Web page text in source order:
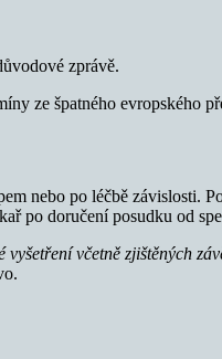
zprávě.
ze špatného evropského
nebo po léčbě závislosti.
po doručení posudku od
včetně zjištěných